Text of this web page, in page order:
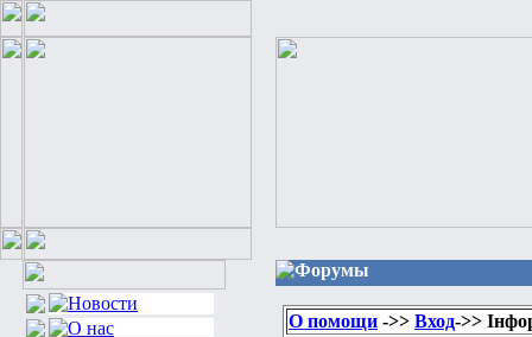
Форумы
О помощи ->> Вход->>